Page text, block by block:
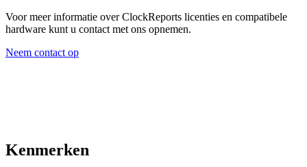
Voor meer informatie over ClockReports licenties en compatibele
hardware kunt u contact met ons opnemen.
Neem contact op
Kenmerken